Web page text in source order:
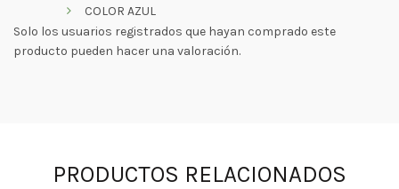
COLOR AZUL
Solo los usuarios registrados que hayan comprado este
producto pueden hacer una valoración.
PRODUCTOS RELACIONADOS